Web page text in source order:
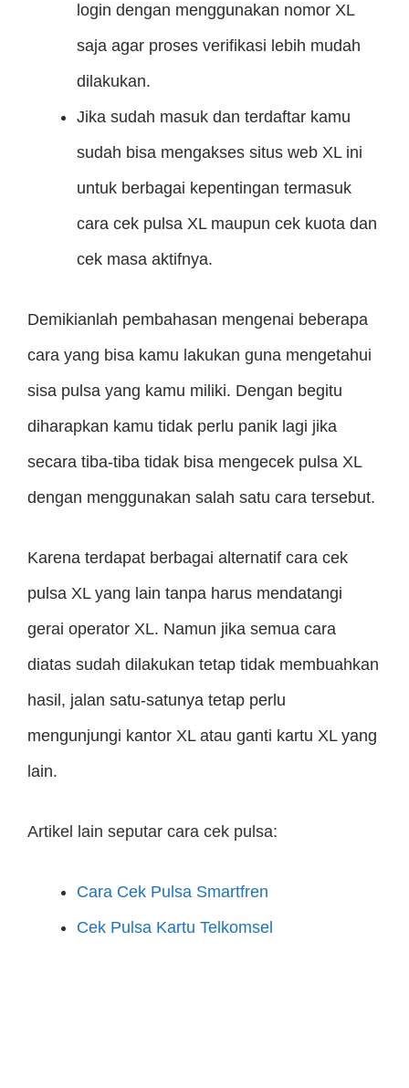
login dengan menggunakan nomor XL
saja agar proses verifikasi lebih mudah
dilakukan.
Jika sudah masuk dan terdaftar kamu
sudah bisa mengakses situs web XL ini
untuk berbagai kepentingan termasuk
cara cek pulsa XL maupun cek kuota dan
cek masa aktifnya.
Demikianlah pembahasan mengenai beberapa
cara yang bisa kamu lakukan guna mengetahui
sisa pulsa yang kamu miliki. Dengan begitu
diharapkan kamu tidak perlu panik lagi jika
secara tiba-tiba tidak bisa mengecek pulsa XL
dengan menggunakan salah satu cara tersebut.
Karena terdapat berbagai alternatif cara cek
pulsa XL yang lain tanpa harus mendatangi
gerai operator XL. Namun jika semua cara
diatas sudah dilakukan tetap tidak membuahkan
hasil, jalan satu-satunya tetap perlu
mengunjungi kantor XL atau ganti kartu XL yang
lain.
Artikel lain seputar cara cek pulsa:
Cara Cek Pulsa Smartfren
Cek Pulsa Kartu Telkomsel